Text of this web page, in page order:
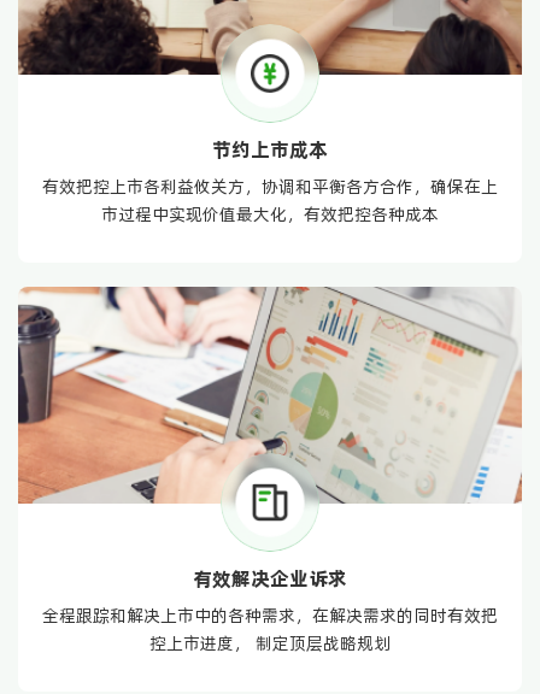
节约上市成本
有效把控上市各利益攸关方，协调和平衡各方合作，确保在上
市过程中实现价值最大化，有效把控各种成本
有效解决企业诉求
全程跟踪和解决上市中的各种需求，在解决需求的同时有效把
控上市进度， 制定顶层战略规划